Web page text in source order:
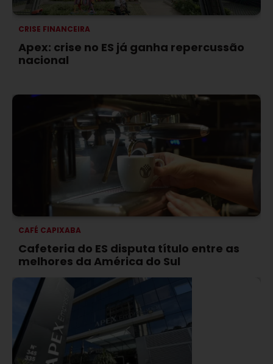
CRISE FINANCEIRA
Apex: crise no ES já ganha repercussão
nacional
CAFÉ CAPIXABA
Cafeteria do ES disputa título entre as
melhores da América do Sul